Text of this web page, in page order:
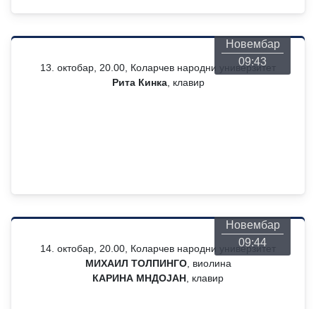
Новембар
09:43
13. октобар, 20.00, Коларчев народни универзитет
Рита Кинка, клавир
Новембар
09:44
14. октобар, 20.00, Коларчев народни универзитет
МИХАИЛ ТОЛПИНГО, виолина
КАРИНА МНДОЈАН , клавир